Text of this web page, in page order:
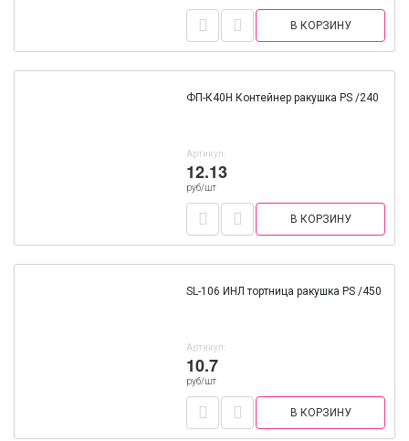
В КОРЗИНУ
ФП-К40Н Контейнер ракушка PS /240
Артикул:
12.13
руб/шт
В КОРЗИНУ
SL-106 ИНЛ тортница ракушка PS /450
Артикул:
10.7
руб/шт
В КОРЗИНУ